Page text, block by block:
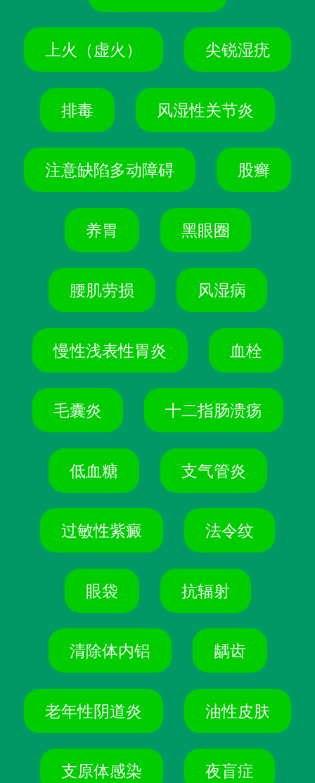
上火（虚火） 尖锐湿疣
排毒 风湿性关节炎
注意缺陷多动障碍 股癣
养胃 黑眼圈
腰肌劳损 风湿病
慢性浅表性胃炎 血栓
毛囊炎 十二指肠溃疡
低血糖 支气管炎
过敏性紫癜 法令纹
眼袋 抗辐射
清除体内铝 龋齿
老年性阴道炎 油性皮肤
支原体感染 夜盲症